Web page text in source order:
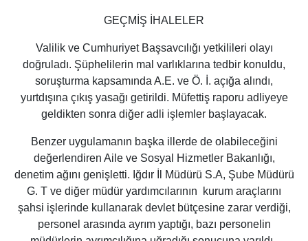
GEÇMİŞ İHALELER
Valilik ve Cumhuriyet Başsavcılığı yetkilileri olayı
doğruladı. Şüphelilerin mal varlıklarına tedbir konuldu,
soruşturma kapsamında A.E. ve Ö. İ. açığa alındı,
yurtdışına çıkış yasağı getirildi. Müfettiş raporu adliyeye
geldikten sonra diğer adli işlemler başlayacak.
Benzer uygulamanın başka illerde de olabileceğini
değerlendiren Aile ve Sosyal Hizmetler Bakanlığı,
denetim ağını genişletti. Iğdır İl Müdürü S.A, Şube Müdürü
G. T ve diğer müdür yardımcılarının kurum araçlarını
şahsi işlerinde kullanarak devlet bütçesine zarar verdiği,
personel arasında ayrım yaptığı, bazı personelin